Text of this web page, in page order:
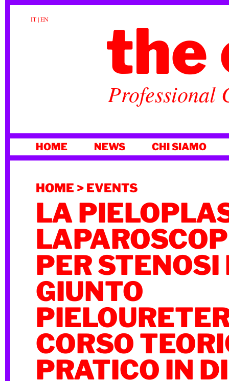
IT|EN the
Professional
AL
HOME NEWS CHI SIAMO
HOME > EVENTS
LA
PER STENOSI
GIUNTO
CORSO
PRATICO IN